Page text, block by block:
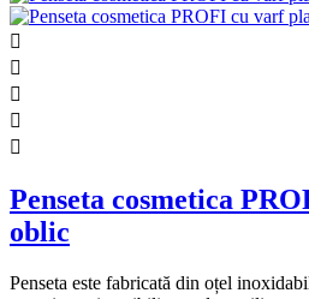





Penseta cosmetica
oblic
Penseta este fabricată din oțel